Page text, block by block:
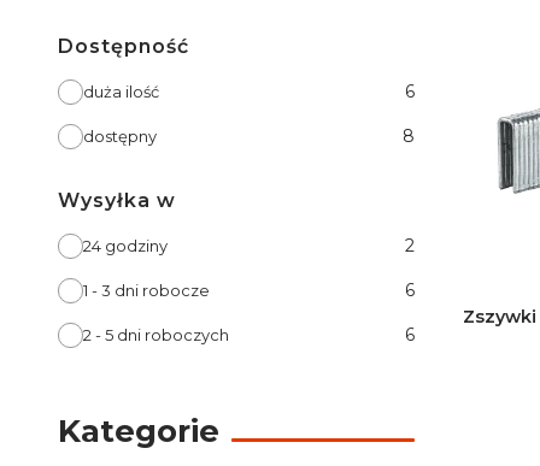
Dostępność
Dostępność
duża ilość 6
dostępny 8
Wysyłka w
Wysyłka w
24 godziny 2
1 - 3 dni robocze 6
2 - 5 dni roboczych 6
Kategorie
Zszywki